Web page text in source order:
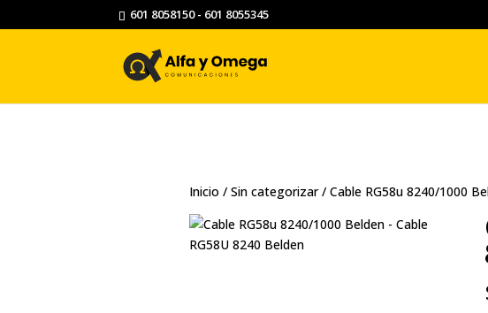
601 8058150 - 601 8055345
Inicio / Sin categorizar/ Cable RG58u 8240/1000